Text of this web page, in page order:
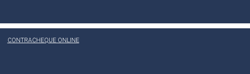
CONTRACHEQUE ONLINE